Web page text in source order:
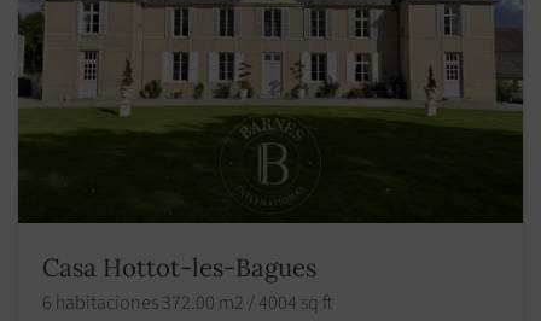
Casa Hottot-les-Bagues
6 habitaciones 372.00 m2 / 4004 sq ft